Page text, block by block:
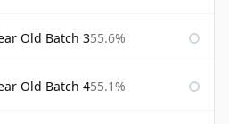
Old Batch 355.6%
Old Batch 455.1%